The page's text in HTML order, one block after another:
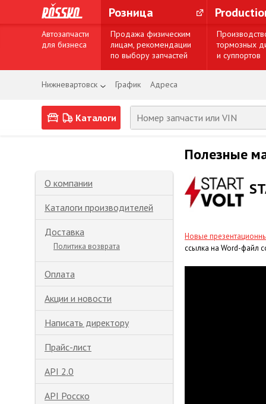
Розница
Автозапчасти
для бизнеса
Продажа физическим
лицам, рекомендации
по выбору запчастей
тормозных
и суппортов
Нижневартовск График Адреса
Каталоги
О компании
Каталоги производителей
Доставка
Политика возврата
Оплата
Акции и новости
Написать директору
Прайс-лист
API 2.0
API Росско
Полезные
Новые
ссылка на Word-файл